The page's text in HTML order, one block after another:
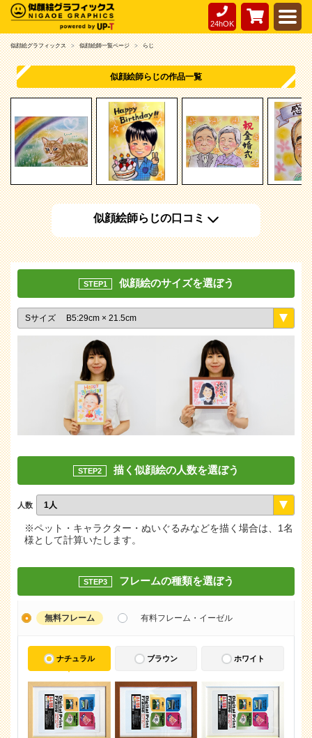
24hOK
似顔絵グラフィックス 似顔絵師一覧ページ らじ
似顔絵師らじの作品一覧
似顔絵師らじの口コミ
STEP1 似顔絵のサイズを選ぼう
STEP2 描く似顔絵の人数を選ぼう
人数
※ペット・キャラクター・ぬいぐるみなどを描く場合は、1名
様として計算いたします。
STEP3 フレームの種類を選ぼう
無料フレーム 有料フレーム・イーゼル
ナチュラル ブラウン ホワイト